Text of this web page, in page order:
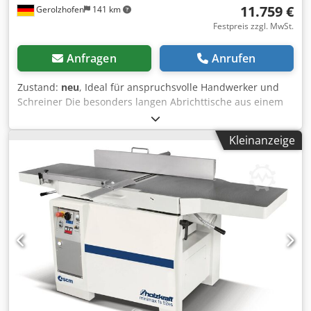
Gerolzhofen 141 km 11.759 €
Festpreis zzgl. MwSt.
Anfragen Anrufen
Zustand: neu, Ideal für anspruchsvolle Handwerker und
Schreiner Die besonders langen Abrichttische aus einem
Stück ermöglichen leichtes Abrichten der Werkstücke
Arbeitstische sind aus Grauguss, dadurch unempfindlich
und dauerhaft plan Nach hinten, gleichzeitig öffnende
Abrichttische mit Zugfederunterstützung für schnelles und
bequemes Umrüsten Dank festmontierter Absaughaube ist
beim Umrüsten kein Umstecken des Absaugschlauchs
nötig, dies spart wertvolle Arbeitszeit Schräg verzahnte
Stahleinzugswalze sorgt für konstanten und
gleichmäßigen Holzeinzug Gummi-Auszugswalze im
Auslauf der Dicke sichert gleichmäßigen Holzauszug
Materialvorschub mit vier Geschwindigkeiten
Hobeldickentischverstellung über Handrad mit integrierter
Anzeige für die Hobelhöhe Ausführung DIGITAL: mit
elektrischer Dickentischhöhenverstellung und
Kleinanzeige